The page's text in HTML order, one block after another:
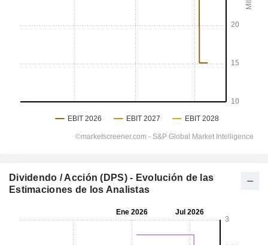
Dividendo / Acción (DPS) - Evolución de las
Estimaciones de los Analistas